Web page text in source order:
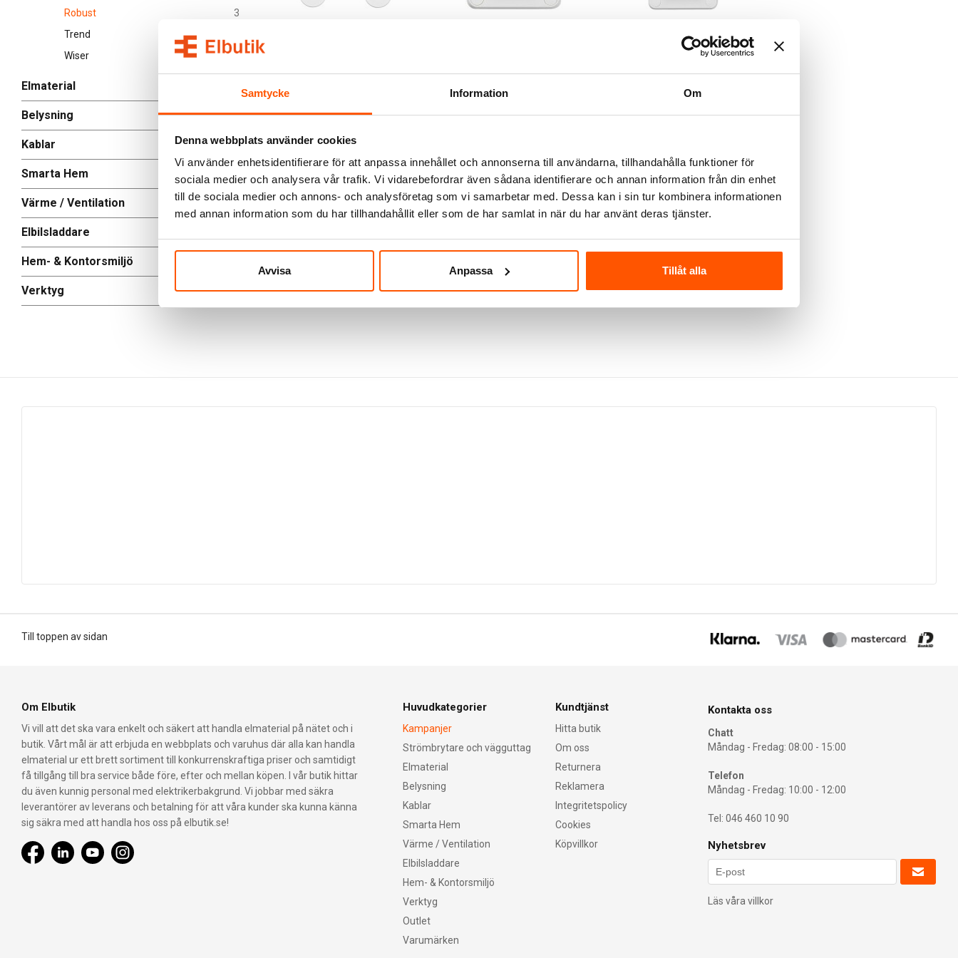
Samtycke Information Om
Denna webbplats använder cookies
Vi använder enhetsidentifierare för att anpassa innehållet och annonserna till användarna, tillhandahålla funktioner för
sociala medier och analysera vår trafik. Vi vidarebefordrar även sådana identifierare och annan information från din enhet
till de sociala medier och annons- och analysföretag som vi samarbetar med. Dessa kan i sin tur kombinera informationen
med annan information som du har tillhandahållit eller som de har samlat in när du har använt deras tjänster.
Avvisa Anpassa Tillåt alla
Robust
3
Trend
Wiser
30
Elmaterial
Belysning
Kablar
Smarta Hem
Värme / Ventilation
Elbilsladdare
Hem- & Kontorsmiljö
Verktyg
75,00 kr
LÄGG I VARUKORG
Skickas inom 4-5 arbetsdagar
149,00 kr
LÄGG I VARUKORG
Schneider Electric Robust 2-
629,00 kr
LÄGG I VARUKORG
Robust
Vad är Schneider Robust?
Var används Robust-serien bäst?
Till toppen av sidan
Om Elbutik
Vi vill att det ska vara enkelt och säkert att handla elmaterial på nätet och i
butik. Vårt mål är att erbjuda en webbplats och varuhus där alla kan handla
elmaterial ur ett brett sortiment till konkurrenskraftiga priser och samtidigt
få tillgång till bra service både före, efter och mellan köpen. I vår butik hittar
du även kunnig personal med elektrikerbakgrund. Vi jobbar med säkra
leverantörer av leverans och betalning för att våra kunder ska kunna känna
sig säkra med att handla hos oss på elbutik.se!
Huvudkategorier
Kampanjer
Strömbrytare och vägguttag
Elmaterial
Belysning
Kablar
Smarta Hem
Värme / Ventilation
Elbilsladdare
Hem- & Kontorsmiljö
Verktyg
Outlet
Varumärken
Kundtjänst
Hitta butik
Om oss
Returnera
Reklamera
Integritetspolicy
Cookies
Köpvillkor
Kontakta oss
Chatt
Måndag - Fredag: 08:00 - 15:00
Telefon
Måndag - Fredag: 10:00 - 12:00
Tel: 046 460 10 90
Nyhetsbrev
Läs våra villkor